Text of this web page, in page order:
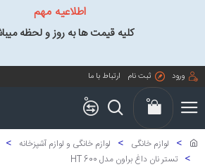
اطلاعیه مهم
کلیه قیمت ها به روز و لحظه
ورود ثبت نام ارتباط با ما
0 0
لوازم خانگی لوازم خانگی و لوازم آشپزخانه
تستر نان داغ براون مدل HT 600